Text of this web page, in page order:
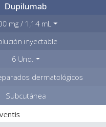
Dupilumab
mg / 1,14 mL
inyectable
6 Und.
dermatológicos
Subcutánea